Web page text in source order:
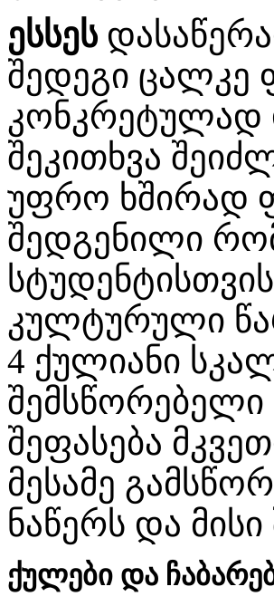
ესსეს
შედეგი ცალკე
კონკრეტულად
შეკითხვა
უფრო ხშირად
შედგენილი
კულტურული
4 ქულიანი
შემსწორებელი
შეფასება
მესამე
ნაწერს და
ქულები და